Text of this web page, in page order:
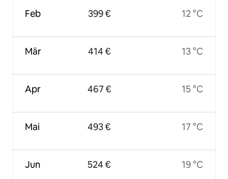
Feb
Mär
Apr
Mai
Jun
399 €
414 €
467 €
493 €
524 €
12 °C
13 °C
15 °C
17 °C
19 °C